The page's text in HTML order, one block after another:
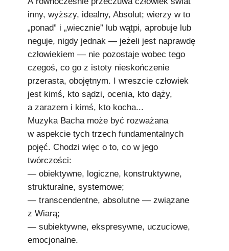
inny, wyższy, idealny, Absolut; wierzy w to
„ponad” i „wiecznie” lub wątpi, aprobuje lub
neguje, nigdy jednak — jeżeli jest naprawdę
człowiekiem — nie pozostaje wobec tego
czegoś, co go z istoty nieskończenie
przerasta, obojętnym. I wreszcie człowiek
jest kimś, kto sądzi, ocenia, kto dąży,
a zarazem i kimś, kto kocha...
Muzyka Bacha może być rozważana
w aspekcie tych trzech fundamentalnych
pojęć. Chodzi więc o to, co w jego
twórczości:
— obiektywne, logiczne, konstruktywne,
strukturalne, systemowe;
— transcendentne, absolutne — związane
z Wiarą;
— subiektywne, ekspresywne, uczuciowe,
emocjonalne.